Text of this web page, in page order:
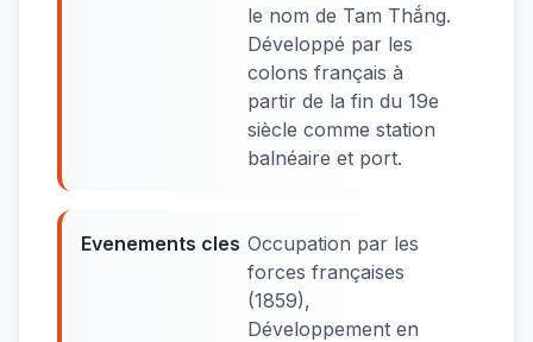
le nom de Tam Thắng.
Développé par les
colons français à
partir de la fin du 19e
siècle comme station
balnéaire et port.
Evenements cles Occupation par les
forces françaises
(1859),
Développement en